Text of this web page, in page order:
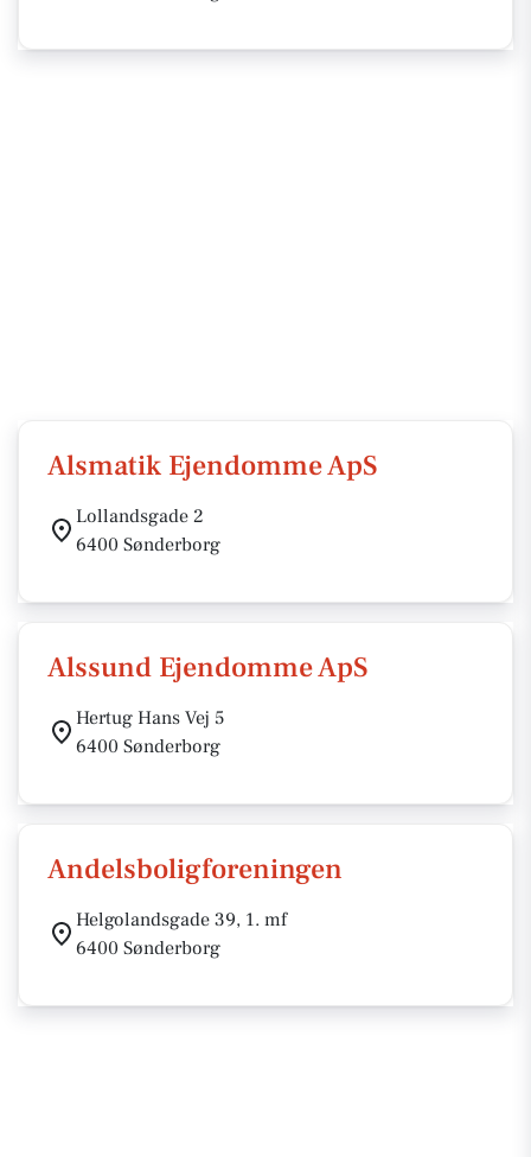
Alsmatik Ejendomme ApS
Lollandsgade 2
6400 Sønderborg
Alssund Ejendomme ApS
Hertug Hans Vej 5
6400 Sønderborg
Andelsboligforeningen
Helgolandsgade 39, 1. mf
6400 Sønderborg